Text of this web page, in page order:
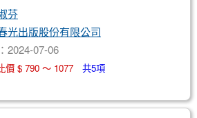
芬
光出版股份有限公司
2024-07-06
價 $ 790 ～ 1077 共5項